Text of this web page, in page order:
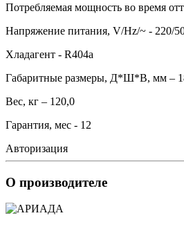
Потребляемая мощность во время
Напряжение питания, V/Hz/~ - 220/
Хладагент - R404а
Габаритные размеры, Д*Ш*В, мм –
Вес, кг – 120,0
Гарантия, мес - 12
Авторизация
О производителе